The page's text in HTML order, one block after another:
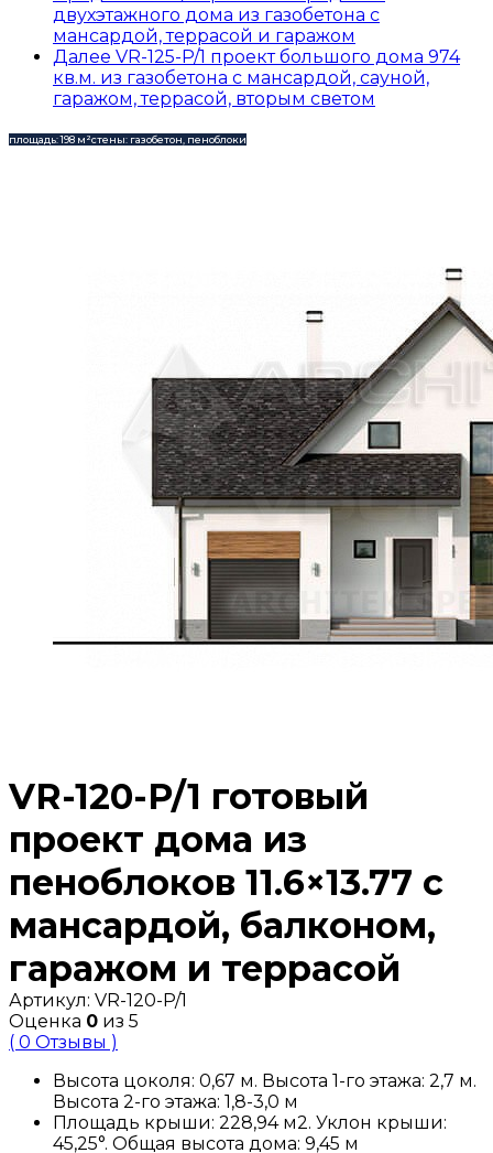
двухэтажного дома из газобетона с
мансардой, террасой и гаражом
Далее VR-125-P/1 проект большого дома 974
кв.м. из газобетона с мансардой, сауной,
гаражом, террасой, вторым светом
площадь: 198 м²стены: газобетон, пеноблоки
VR-120-P/1 готовый
проект дома из
пеноблоков 11.6×13.77 с
мансардой, балконом,
гаражом и террасой
Артикул: VR-120-P/1
Оценка 0 из 5
( 0 Отзывы )
Высота цоколя: 0,67 м. Высота 1-го этажа: 2,7 м.
Высота 2-го этажа: 1,8-3,0 м
Площадь крыши: 228,94 м2. Уклон крыши:
45,25°. Общая высота дома: 9,45 м